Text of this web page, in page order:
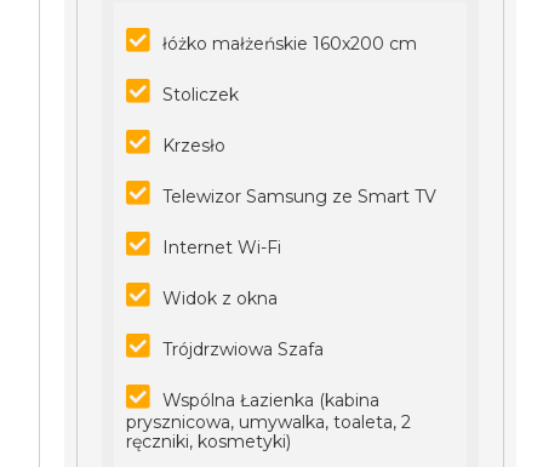
łóżko małżeńskie 160x200 cm
Stoliczek
Krzesło
Telewizor Samsung ze Smart TV
Internet Wi-Fi
Widok z okna
Trójdrzwiowa Szafa
Wspólna Łazienka (kabina
prysznicowa, umywalka, toaleta, 2
ręczniki, kosmetyki)